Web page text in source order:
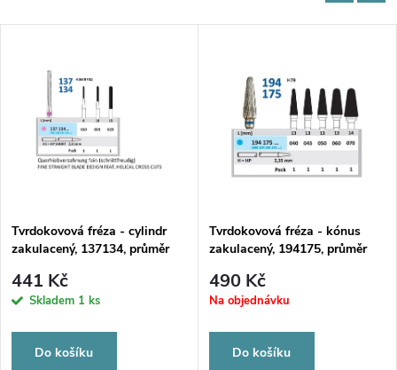
Tvrdokovová fréza - cylindr
zakulacený, 137134, průměr
441 Kč
Skladem 1 ks
Do košíku
Tvrdokovová fréza - kónus
zakulacený, 194175, průměr
490 Kč
Na objednávku
Do košíku